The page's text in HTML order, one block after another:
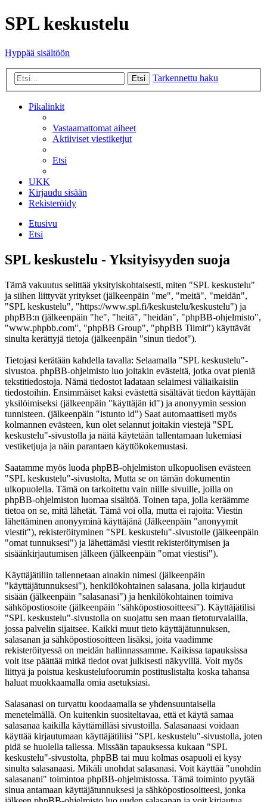
SPL keskustelu
Hyppää sisältöön
Etsi Tarkennettu haku
Pikalinkit
Vastaamattomat aiheet
Aktiiviset viestiketjut
Etsi
UKK
Kirjaudu sisään
Rekisteröidy
Etusivu
Etsi
SPL keskustelu - Yksityisyyden suoja
Tämä vakuutus selittää yksityiskohtaisesti, miten "SPL keskustelu"
ja siihen liittyvät yritykset (jälkeenpäin "me", "meitä", "meidän",
"SPL keskustelu", "https://www.spl.fi/keskustelu/keskustelu") ja
phpBB:n (jälkeenpäin "he", "heitä", "heidän", "phpBB-ohjelmisto",
"www.phpbb.com", "phpBB Group", "phpBB Tiimit") käyttävät
sinulta kerättyjä tietoja (jälkeenpäin "sinun tiedot").
Tietojasi kerätään kahdella tavalla: Selaamalla "SPL keskustelu"-
sivustoa. phpBB-ohjelmisto luo joitakin evästeitä, jotka ovat pieniä
tekstitiedostoja. Nämä tiedostot ladataan selaimesi väliaikaisiin
tiedostoihin. Ensimmäiset kaksi evästettä sisältävät tiedon käyttäjän
yksilöimiseksi (jälkeenpäin "käyttäjän id") ja anonyymin session
tunnisteen. (jälkeenpäin "istunto id") Saat automaattiseti myös
kolmannen evästeen, kun olet selannut joitakin viestejä "SPL
keskustelu"-sivustolla ja näitä käytetään tallentamaan lukemiasi
vestiketjuja ja näin parantaen käyttökokemustasi.
Saatamme myös luoda phpBB-ohjelmiston ulkopuolisen evästeen
"SPL keskustelu"-sivustolta, Mutta se on tämän dokumentin
ulkopuolella. Tämä on tarkoitettu vain niille sivuille, joilla on
phpBB-ohjelmiston luomaa sisältöä. Toinen tapa, jolla keräämme
tietoa on se, mitä lähetät. Tämä voi olla, mutta ei rajoita: Viestin
lähettäminen anonyyminä käyttäjänä (Jälkeenpäin "anonyymit
viestit"), rekisteröityminen "SPL keskustelu"-sivustolle (jälkeenpäin
"omat tunnuksesi") ja lähettämäsi viestit rekisteröitymisen ja
sisäänkirjautumisen jälkeen (jälkeenpäin "omat viestisi").
Käyttäjätiliin tallennetaan ainakin nimesi (jälkeenpäin
"käyttäjätunnuksesi"), henkilökohtainen salasana, jolla kirjaudut
sisään (jälkeenpäin "salasanasi") ja henkilökohtainen toimiva
sähköpostiosoite (jälkeenpäin "sähköpostiosoitteesi"). Käyttäjätilisi
"SPL keskustelu"-sivustolla on suojattu sen maan tietoturvalailla,
jossa palvelin sijaitsee. Kaikki muut tieto käyttäjätunnuksen,
salasanan ja sähköpostiosoitteen lisäksi, joita vaadimme
rekisteröityessä on meidän hallinnassamme. Kaikissa tapauksissa
voit itse päättää mitkä tiedot ovat julkisesti näkyvillä. Voit myös
liittyä ja poistua keskustelufoorumin postituslistalta koska tahansa
haluat muokkaamalla omia asetuksiasi.
Salasanasi on turvattu koodaamalla se yhdensuuntaisella
menetelmällä. On kuitenkin suositeltavaa, että et käytä samaa
salasanaa kaikilla käyttämilläsi sivustoilla. Salasanaasi voidaan
käyttää kirjautumaan käyttäjätiliisi "SPL keskustelu"-sivustolla, joten
pidä se huolella tallessa. Missään tapauksessa kukaan "SPL
keskustelu"-sivustolta, phpBB tai muu kolmas osapuoli ei kysy
sinulta salasanaasi. Mikäli unohdat salasanasi. Voit käyttää "unohdin
salasanani" toimintoa phpBB-ohjelmistossa. Tämä toiminto pyytää
sinua antamaan käyttäjätunnuksesi ja sähköpostiosoitteesi, jonka